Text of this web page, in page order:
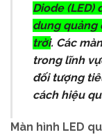
Diode
dung quảng
trời. Các
trong lĩnh
đối tượng
cách hiệu
Màn hình LED